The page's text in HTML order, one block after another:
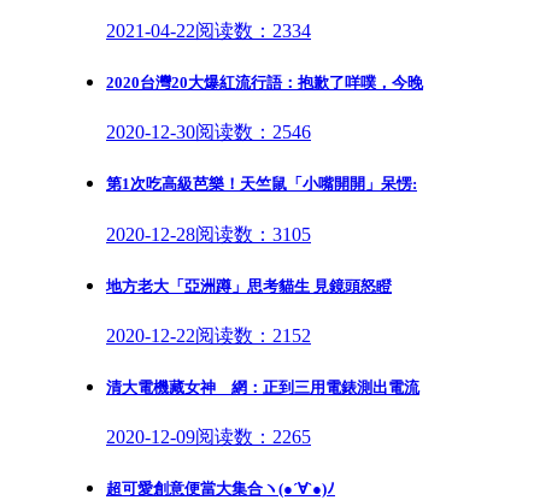
2021-04-22阅读数：2334
2020台灣20大爆紅流行語：抱歉了咩噗，今晚
2020-12-30阅读数：2546
第1次吃高級芭樂！天竺鼠「小嘴開開」呆愣:
2020-12-28阅读数：3105
地方老大「亞洲蹲」思考貓生 見鏡頭怒瞪
2020-12-22阅读数：2152
清大電機藏女神 網：正到三用電錶測出電流
2020-12-09阅读数：2265
超可愛創意便當大集合ヽ(●´∀`●)ﾉ